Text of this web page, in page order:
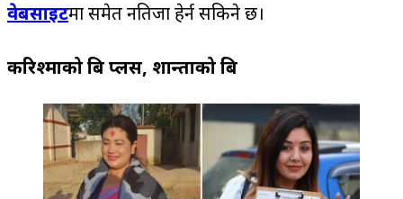
वेबसाइटमा समेत नतिजा हेर्न सकिने छ।
करिश्माको बि प्लस, शान्ताको बि